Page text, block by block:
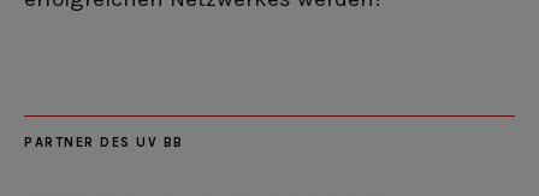
PARTNER DES UV BB